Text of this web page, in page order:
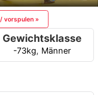
vorspulen »
Gewichtsklasse
-73kg, Männer